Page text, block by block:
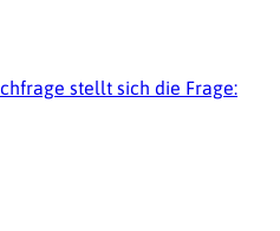
stellt sich die Frage: